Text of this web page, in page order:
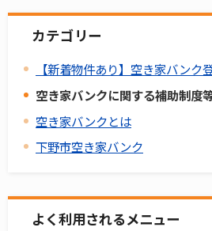
カテゴリー
【新着物件あり】空き家バンク
空き家バンクに関する補助制度
空き家バンクとは
下野市空き家バンク
よく利用されるメニュー